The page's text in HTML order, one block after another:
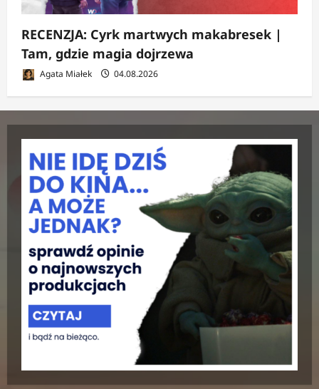
RECENZJA: Cyrk martwych makabresek |
Tam, gdzie magia dojrzewa
Agata Miałek 04.08.2026